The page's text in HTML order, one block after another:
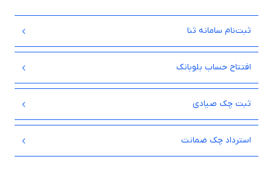
ثبت‌نام سامانه ثنا
افتتاح حساب بلوبانک
ثبت چک صیادی
استرداد چک ضمانت